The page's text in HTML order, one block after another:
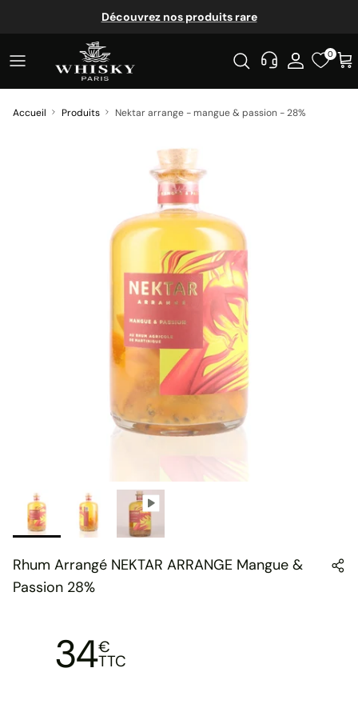
Découvrez nos produits rare
0
Accueil Produits Nektar arrange - mangue & passion - 28%
Rhum Arrangé NEKTAR ARRANGE Mangue &
Passion 28%
34€
TTC